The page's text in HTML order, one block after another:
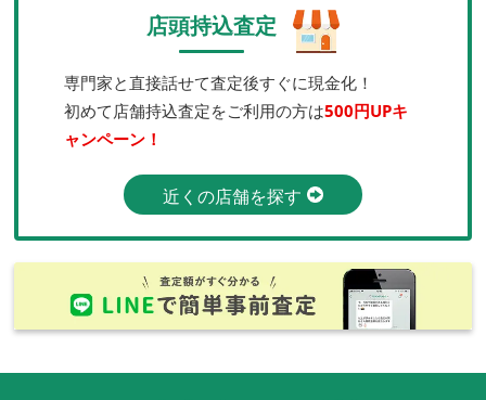
店頭持込査定
専門家と直接話せて査定後すぐに現金化！
初めて店舗持込査定をご利用の方は500円UPキ
ャンペーン！
近くの店舗を探す